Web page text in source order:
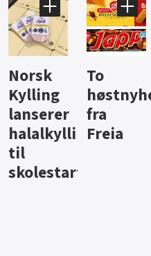
Knalltall
for Açai
Bowl
Aass vil
bli
førstevalg
i lite-